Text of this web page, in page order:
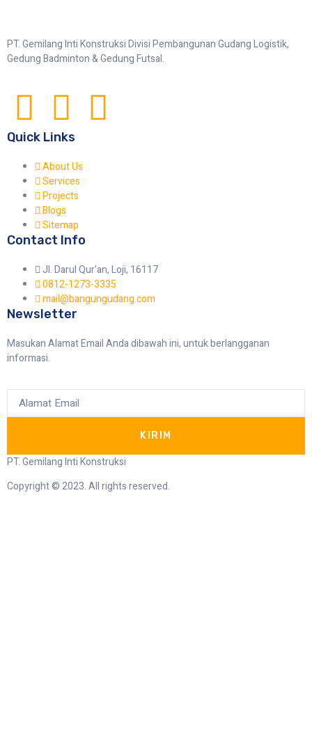
PT. Gemilang Inti Konstruksi Divisi Pembangunan Gudang Logistik,
Gedung Badminton & Gedung Futsal.
Quick Links
About Us
Services
Projects
Blogs
Sitemap
Contact Info
Jl. Darul Qur'an, Loji, 16117
0812-1273-3335
mail@bangungudang.com
Newsletter
Masukan Alamat Email Anda dibawah ini, untuk berlangganan
informasi.
KIRIM
PT. Gemilang Inti Konstruksi
Copyright © 2023. All rights reserved.